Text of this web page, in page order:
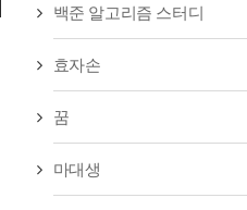
백준 알고리즘 스터디
효자손
꿈
마대생